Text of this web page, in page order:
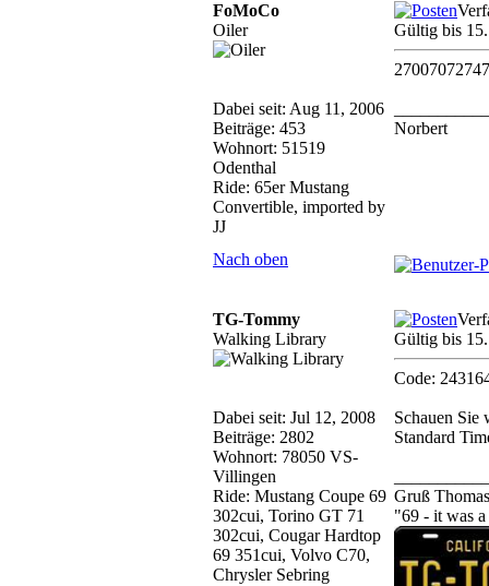
FoMoCo
Oiler
Dabei seit: Aug 11, 2006
Beiträge: 453
Wohnort: 51519
Odenthal
Ride: 65er Mustang
Convertible, imported by
JJ
Gültig bis
Norbert
Nach oben
TG-Tommy
Walking Library
Dabei seit: Jul 12, 2008
Beiträge: 2802
Wohnort: 78050 VS-
Villingen
Ride: Mustang Coupe 69
302cui, Torino GT 71
302cui, Cougar Hardtop
69 351cui, Volvo C70,
Chrysler Sebring
Gültig bis
Code:
Schauen Sie
Standard
Gruß Thomas
"69 - it was